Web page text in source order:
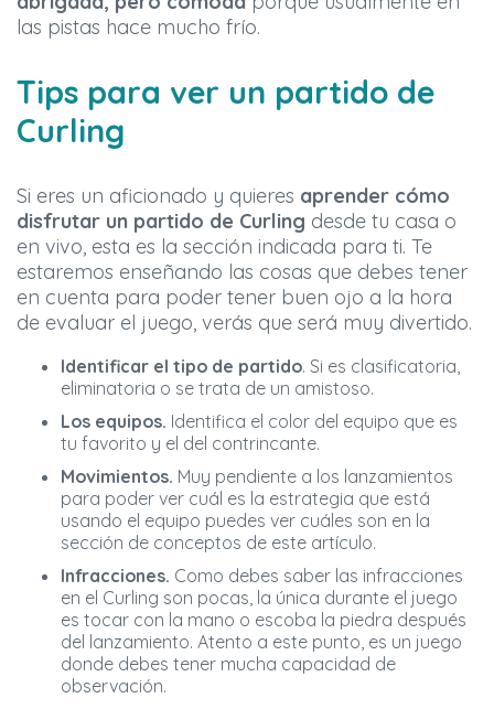
las pistas hace mucho frío.
Tips para ver un partido de
Curling
Si eres un aficionado y quieres aprender cómo
disfrutar un partido de Curling desde tu casa o
en vivo, esta es la sección indicada para ti. Te
estaremos enseñando las cosas que debes tener
en cuenta para poder tener buen ojo a la hora
de evaluar el juego, verás que será muy divertido.
Identificar el tipo de partido. Si es clasificatoria,
eliminatoria o se trata de un amistoso.
Los equipos. Identifica el color del equipo que es
tu favorito y el del contrincante.
Movimientos. Muy pendiente a los lanzamientos
para poder ver cuál es la estrategia que está
usando el equipo puedes ver cuáles son en la
sección de conceptos de este artículo.
Infracciones. Como debes saber las infracciones
en el Curling son pocas, la única durante el juego
es tocar con la mano o escoba la piedra después
del lanzamiento. Atento a este punto, es un juego
donde debes tener mucha capacidad de
observación.